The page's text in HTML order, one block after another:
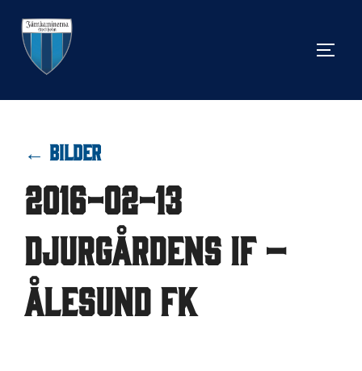
innehåll
← BILDER
2016-02-13
Djurgårdens IF –
Ålesund FK